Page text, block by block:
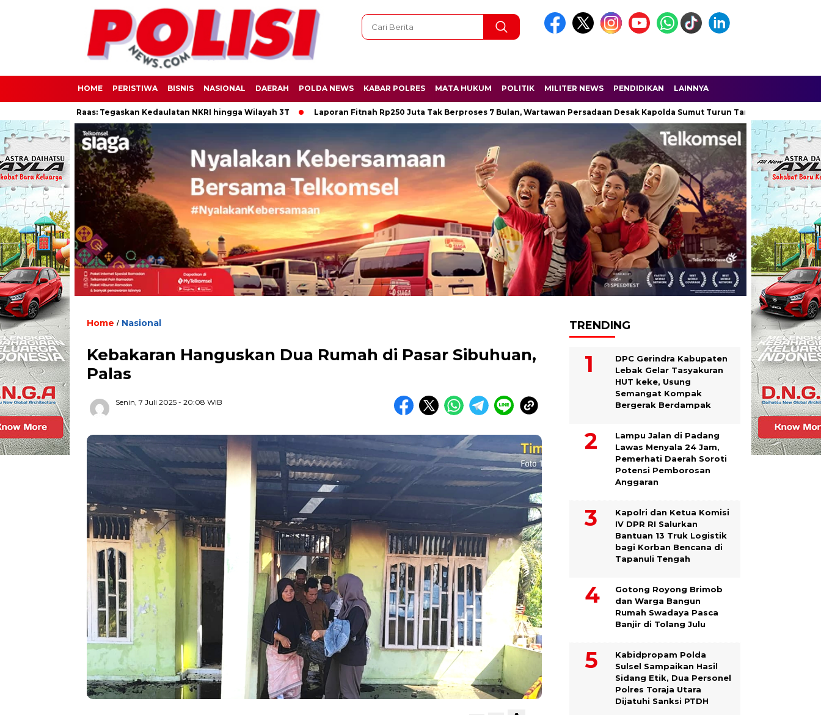
HOME PERISTIWA BISNIS NASIONAL DAERAH POLDA NEWS KABAR POLRES MATA HUKUM POLITIK MILITER NEWS PENDIDIKAN LAINNYA
Pulau Raas: Tegaskan Kedaulatan NKRI hingga Wilayah 3T Laporan Fitnah Rp250 Juta Tak Berproses 7 Bulan, Wartawan Persadaan Desak Kapolda Sumut Turun Tangan
Home / Nasional
Kebakaran Hanguskan Dua Rumah di Pasar Sibuhuan,
Palas
Senin, 7 Juli 2025 - 20:08 WIB
TRENDING
DPC Gerindra Kabupaten
Lebak Gelar Tasyakuran
HUT keke, Usung
Semangat Kompak
Bergerak Berdampak
Lampu Jalan di Padang
Lawas Menyala 24 Jam,
Pemerhati Daerah Soroti
Potensi Pemborosan
Anggaran
Kapolri dan Ketua Komisi
IV DPR RI Salurkan
Bantuan 13 Truk Logistik
bagi Korban Bencana di
Tapanuli Tengah
Gotong Royong Brimob
dan Warga Bangun
Rumah Swadaya Pasca
Banjir di Tolang Julu
Kabidpropam Polda
Sulsel Sampaikan Hasil
Sidang Etik, Dua Personel
Polres Toraja Utara
Dijatuhi Sanksi PTDH